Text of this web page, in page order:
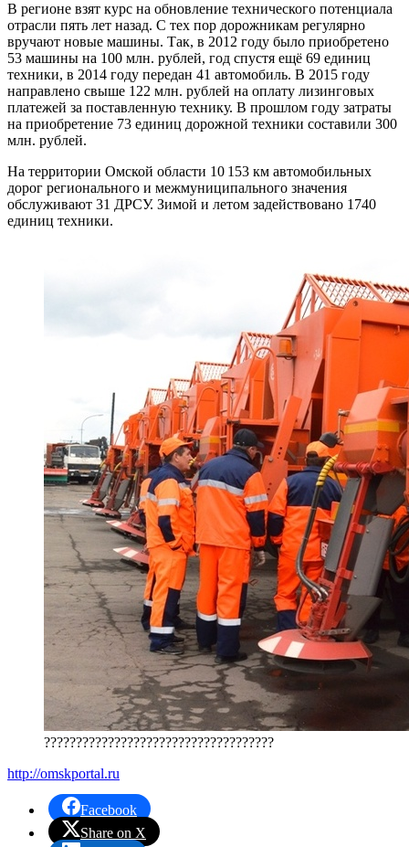
В регионе взят курс на обновление технического потенциала
отрасли пять лет назад. С тех пор дорожникам регулярно
вручают новые машины. Так, в 2012 году было приобретено
53 машины на 100 млн. рублей, год спустя ещё 69 единиц
техники, в 2014 году передан 41 автомобиль. В 2015 году
направлено свыше 122 млн. рублей на оплату лизинговых
платежей за поставленную технику. В прошлом году затраты
на приобретение 73 единиц дорожной техники составили 300
млн. рублей.
На территории Омской области 10 153 км автомобильных
дорог регионального и межмуниципального значения
обслуживают 31 ДРСУ. Зимой и летом задействовано 1740
единиц техники.
????????????????????????????????????
http://omskportal.ru
Facebook
Share on X